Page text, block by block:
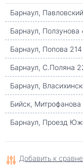
Барнаул,
Барнаул, Ползунова
Барнаул, Попова 214
Барнаул, С.Поляна
Барнаул,
Бийск, Митрофанова
Барнаул, Проезд
Добавить к